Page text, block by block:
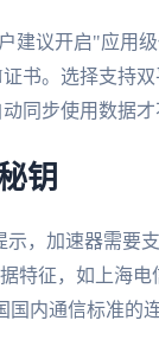
建议开启"应用
书。选择支持
同步使用数据才
钥
，加速器需要
特征，如上海
内通信标准的